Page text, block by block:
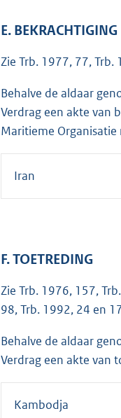
E. BEKRACHTIGING
Zie Trb. 1977, 77,
Behalve de aldaar
Verdrag een akte van
Maritieme Organisatie
Iran
F. TOETREDING
Zie Trb. 1976, 157,
98, Trb. 1992, 24 en
Behalve de aldaar
Verdrag een akte van
Kambodja